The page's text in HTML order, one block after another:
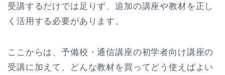
受講するだけでは足りず、追加の講座や教材を正し
く活用する必要があります。
ここからは、予備校・通信講座の初学者向け講座の
受講に加えて、どんな教材を買ってどう使えばよい